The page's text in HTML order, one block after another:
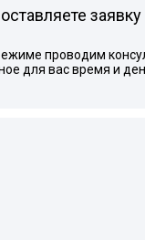
заявку
проводим
для вас время и